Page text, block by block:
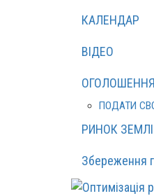
КАЛЕНДАР
ВІДЕО
ОГОЛОШЕННЯ
ПОДАТИ
РИНОК ЗЕМЛІ
Збереження